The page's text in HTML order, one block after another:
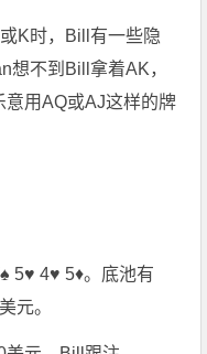
K时，Bill有一些隐
想不到Bill拿着AK，
用AQ或AJ这样的牌
5♥ 4♥ 5♦。底池有
元。